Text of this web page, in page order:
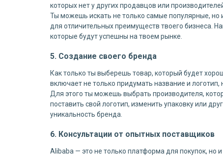
которых нет у других продавцов или
Ты можешь искать не только самые популярные,
для отличительных преимуществ твоего бизнеса.
которые будут успешны на твоем рынке.
5. Создание своего бренда
Как только ты выберешь товар, который будет
включает не только придумать название и
Для этого ты можешь выбрать производителя,
поставить свой логотип, изменить упаковку или
уникальность бренда.
6. Консультации от опытных поставщиков
Alibaba — это не только платформа для покупок,